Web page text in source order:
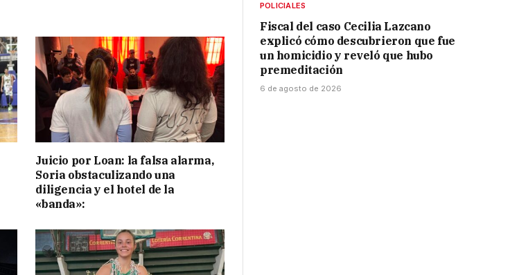
Juicio por Loan: la falsa alarma,
Soria obstaculizando una
diligencia y el hotel de la
«banda»:
POLICIALES
Fiscal del caso Cecilia Lazcano
explicó cómo descubrieron que fue
un homicidio y reveló que hubo
premeditación
6 de agosto de 2026